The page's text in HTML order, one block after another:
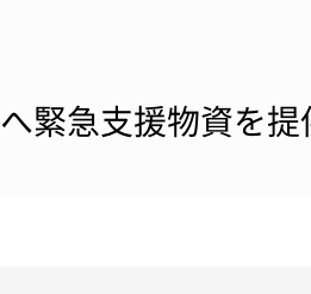
緊急支援物資を提